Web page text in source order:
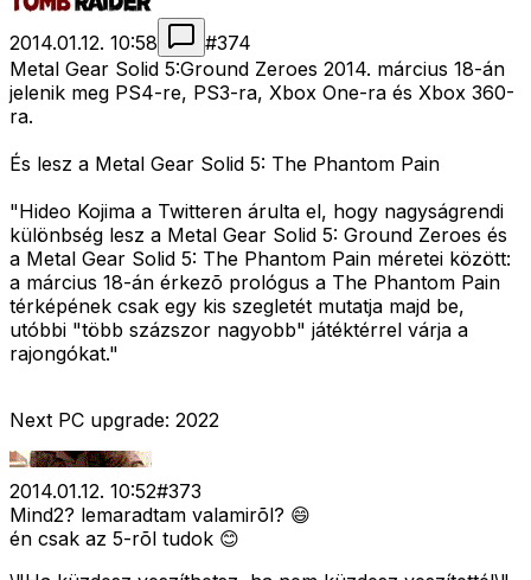
2014.01.12. 10:58 #374
Metal Gear Solid 5:Ground Zeroes 2014. március 18-án
jelenik meg PS4-re, PS3-ra, Xbox One-ra és Xbox 360-
ra.
És lesz a Metal Gear Solid 5: The Phantom Pain
"Hideo Kojima a Twitteren árulta el, hogy nagyságrendi
különbség lesz a Metal Gear Solid 5: Ground Zeroes és
a Metal Gear Solid 5: The Phantom Pain méretei között:
a március 18-án érkezõ prológus a The Phantom Pain
térképének csak egy kis szegletét mutatja majd be,
utóbbi "több százszor nagyobb" játéktérrel várja a
rajongókat."
Next PC upgrade: 2022
2014.01.12. 10:52#373
Mind2? lemaradtam valamirõl? 😄
én csak az 5-rõl tudok 😊